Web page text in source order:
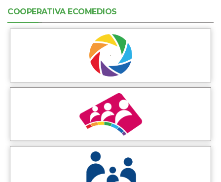
COOPERATIVA ECOMEDIOS